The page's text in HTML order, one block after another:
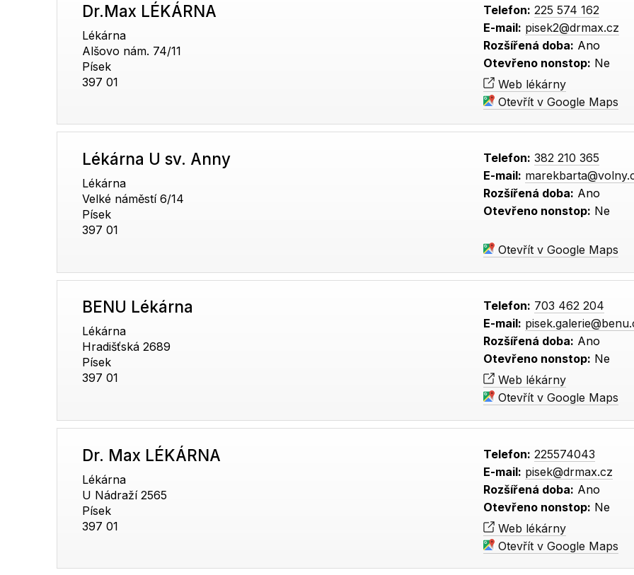
Dr.Max LÉKÁRNA
Lékárna
Alšovo nám. 74/11
Písek
397 01
Telefon: 225 574 162
E-mail: pisek2@drmax.cz
Rozšířená doba: Ano
Otevřeno nonstop: Ne
Web lékárny
Otevřít v Google Maps
Lékárna U sv. Anny
Lékárna
Velké náměstí 6/14
Písek
397 01
Telefon: 382 210 365
E-mail:
Rozšířená doba: Ano
Otevřeno nonstop: Ne
Otevřít v Google Maps
BENU Lékárna
Lékárna
Hradišťská 2689
Písek
397 01
Telefon: 703 462 204
E-mail:
Rozšířená doba: Ano
Otevřeno nonstop: Ne
Web lékárny
Otevřít v Google Maps
Dr. Max LÉKÁRNA
Lékárna
U Nádraží 2565
Písek
397 01
Telefon: 225574043
E-mail: pisek@drmax.cz
Rozšířená doba: Ano
Otevřeno nonstop: Ne
Web lékárny
Otevřít v Google Maps